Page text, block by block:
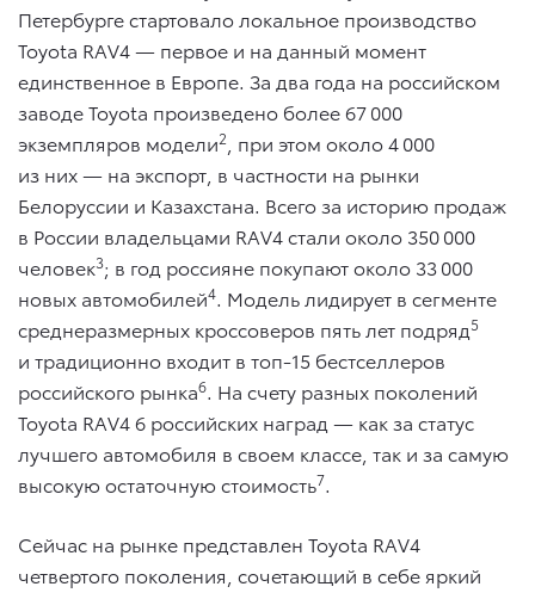
Петербурге стартовало локальное производство
Toyota RAV4 — первое и на данный момент
единственное в Европе. За два года на российском
заводе Toyota произведено более 67 000
экземпляров модели2
, при этом около 4 000
из них — на экспорт, в частности на рынки
Белоруссии и Казахстана. Всего за историю продаж
в России владельцами RAV4 стали около 350 000
человек3; в год россияне покупают около 33 000
новых автомобилей4. Модель лидирует в сегменте
среднеразмерных кроссоверов пять лет подряд5
и традиционно входит в топ-15 бестселлеров
российского рынка6. На счету разных поколений
Toyota RAV4 6 российских наград — как за статус
лучшего автомобиля в своем классе, так и за самую
высокую остаточную стоимость7.
Сейчас на рынке представлен Toyota RAV4
четвертого поколения, сочетающий в себе яркий